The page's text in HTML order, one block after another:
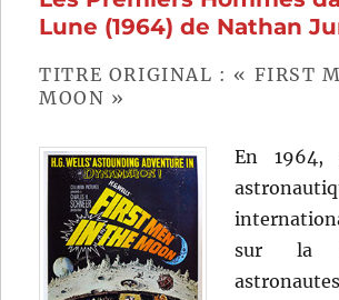
Yong-
Lune (1964) de Nathan
TITRE ORIGINAL : « FIRST
MOON »
En 1964,
sur la